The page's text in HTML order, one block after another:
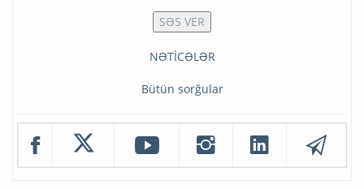
NƏTİCƏLƏR
Bütün sorğular